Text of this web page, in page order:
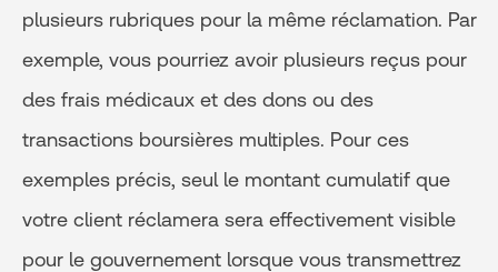
plusieurs rubriques pour la même réclamation. Par
exemple, vous pourriez avoir plusieurs reçus pour
des frais médicaux et des dons ou des
transactions boursières multiples. Pour ces
exemples précis, seul le montant cumulatif que
votre client réclamera sera effectivement visible
pour le gouvernement lorsque vous transmettrez